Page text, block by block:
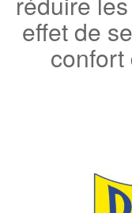
effet de
confort